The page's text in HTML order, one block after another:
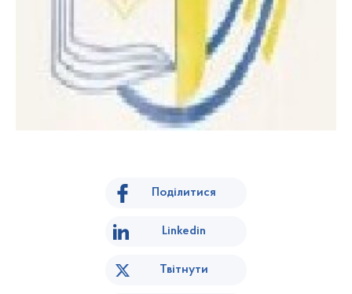
Поділитися
Linkedin
Твітнути